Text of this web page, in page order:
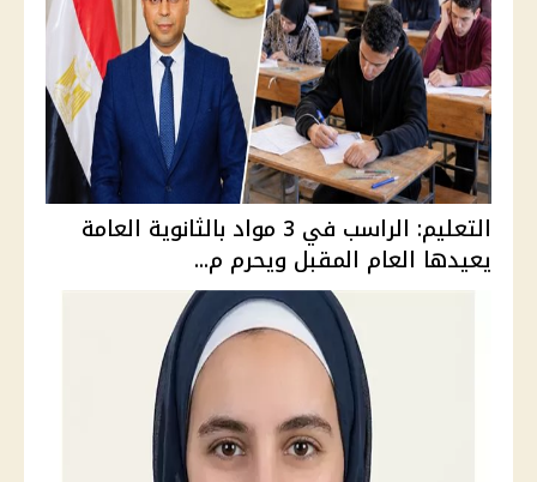
التعليم: الراسب في 3 مواد بالثانوية العامة
يعيدها العام المقبل ويحرم م...